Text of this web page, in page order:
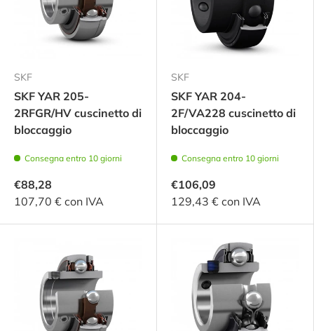
SKF
SKF YAR 205-
2RFGR/HV cuscinetto di
bloccaggio
Consegna entro 10 giorni
€88,28
107,70 € con IVA
SKF
SKF YAR 204-
2F/VA228 cuscinetto di
bloccaggio
Consegna entro 10 giorni
€106,09
129,43 € con IVA